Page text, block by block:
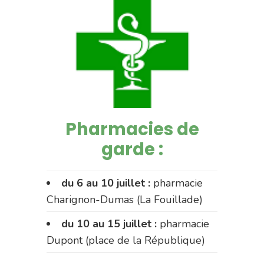
Pharmacies de
garde :
du 6 au 10 juillet : pharmacie
Charignon-Dumas (La Fouillade)
du 10 au 15 juillet : pharmacie
Dupont (place de la République)